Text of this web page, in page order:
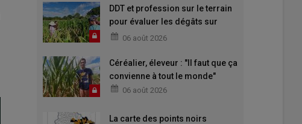
DDT et profession sur le terrain
pour évaluer les dégâts sur
maïs06 août 2026
Céréalier, éleveur : "Il faut que ça
convienne à tout le monde"
06 août 2026
La carte des points noirs